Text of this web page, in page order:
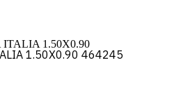
1.50X0.90 464245